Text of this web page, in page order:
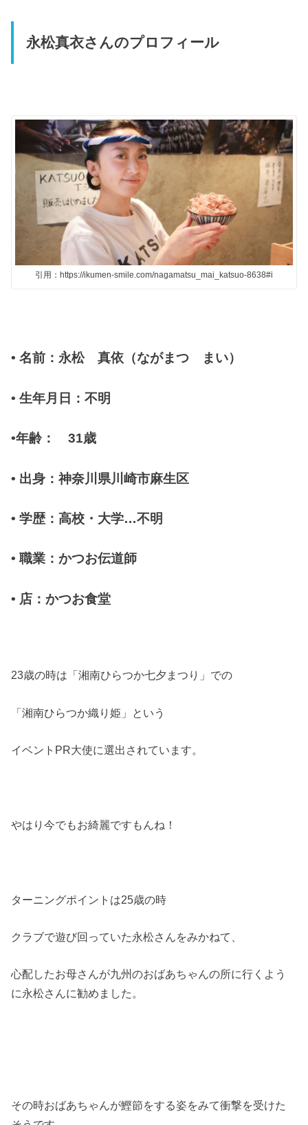
永松真衣さんのプロフィール
引用：https://ikumen-smile.com/nagamatsu_mai_katsuo-8638#i
•名前：永松 真依（ながまつ まい）
•生年月日：不明
•年齢：31歳
• 出身：神奈川県川崎市麻生区
•学歴：高校・大学…不明
•職業：かつお伝道師
• 店：かつお食堂
23歳の時は「湘南ひらつか七夕まつり」での
「湘南ひらつか織り姫」という
イベント PR大使に選出されています。
やはり今でもお綺麗ですもんね！
ターニングポイントは25歳の時
クラブで遊び回っていた永松さんをみかねて、
心配したお母さんが九州のおばあちゃんの所に行くよう
に永松さんに勧めました。
その時おばあちゃんが鰹節をする姿をみて衝撃を受けた